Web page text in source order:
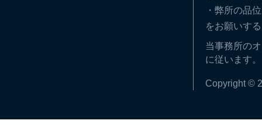
・弊所の品
をお願いす
当事務所の
に従います。
Copyright ©